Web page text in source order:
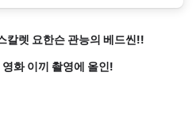
칼렛 요한슨 관능의 베드씬!!
화 이끼 촬영에 올인!